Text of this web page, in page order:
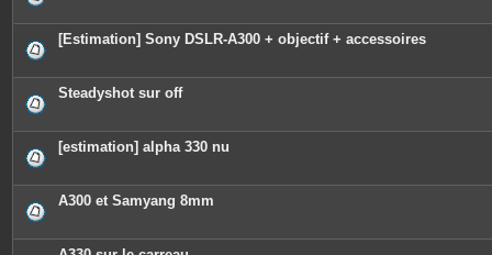
o
i
e
[Estimation] Sony DSLR-A300 + objectif + accessoires
Steadyshot sur off
[estimation] alpha 330 nu
A300 et Samyang 8mm